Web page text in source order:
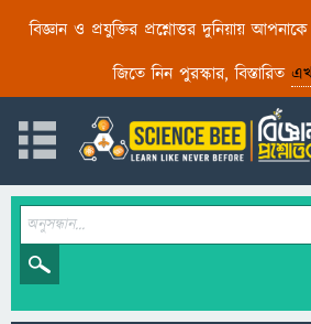
বিজ্ঞান ও প্রযুক্তির প্রশ্নোত্তর দুনিয়ায়
জিতে নিন পুরস্কার, বিস্তারিত